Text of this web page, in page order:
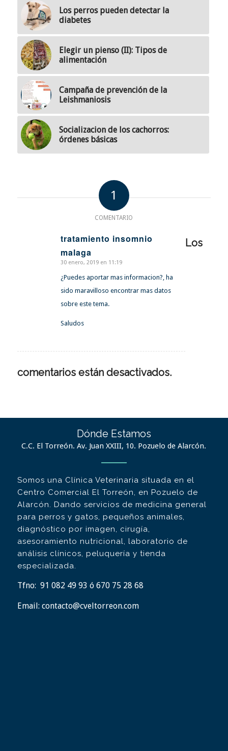
Los perros pueden detectar la
diabetes
Elegir un pienso (II): Tipos de
alimentación
Campaña de prevención de la
Leishmaniosis
Socializacion de los cachorros:
órdenes básicas
1
COMENTARIO
tratamiento insomnio
malaga
Dice:
30 enero, 2019 en 11:19
¿Puedes aportar mas informacion?, ha
sido maravilloso encontrar mas datos
sobre este tema.
Saludos
Los
comentarios están desactivados.
Dónde Estamos
C.C. El Torreón. Av. Juan XXIII, 10. Pozuelo de Alarcón.
Somos una Clínica Veterinaria situada en el
Centro Comercial El Torreón, en Pozuelo de
Alarcón. Dando servicios de medicina general
para perros y gatos, pequeños animales,
diagnóstico por imagen, cirugía,
asesoramiento nutricional, laboratorio de
análisis clínicos, peluquería y tienda
especializada.
Tfno: 91 082 49 93 ó 670 75 28 68
Email: contacto@cveltorreon.com